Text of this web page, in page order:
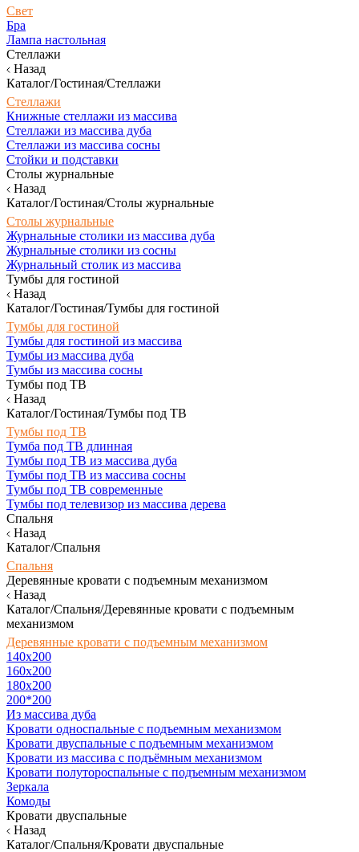
Свет
Бра
Лампа настольная
Стеллажи
Назад
Каталог/Гостиная/Стеллажи
Стеллажи
Книжные стеллажи из массива
Стеллажи из массива дуба
Стеллажи из массива сосны
Стойки и подставки
Столы журнальные
Назад
Каталог/Гостиная/Столы журнальные
Столы журнальные
Журнальные столики из массива дуба
Журнальные столики из сосны
Журнальный столик из массива
Тумбы для гостиной
Назад
Каталог/Гостиная/Тумбы для гостиной
Тумбы для гостиной
Тумбы для гостиной из массива
Тумбы из массива дуба
Тумбы из массива сосны
Тумбы под ТВ
Назад
Каталог/Гостиная/Тумбы под ТВ
Тумбы под ТВ
Тумба под ТВ длинная
Тумбы под ТВ из массива дуба
Тумбы под ТВ из массива сосны
Тумбы под ТВ современные
Тумбы под телевизор из массива дерева
Спальня
Назад
Каталог/Спальня
Спальня
Деревянные кровати с подъемным механизмом
Назад
Каталог/Спальня/Деревянные кровати с подъемным
механизмом
Деревянные кровати с подъемным механизмом
140x200
160х200
180х200
200*200
Из массива дуба
Кровати односпальные с подъемным механизмом
Кровати двуспальные с подъемным механизмом
Кровати из массива с подъёмным механизмом
Кровати полутороспальные с подъемным механизмом
Зеркала
Комоды
Кровати двуспальные
Назад
Каталог/Спальня/Кровати двуспальные